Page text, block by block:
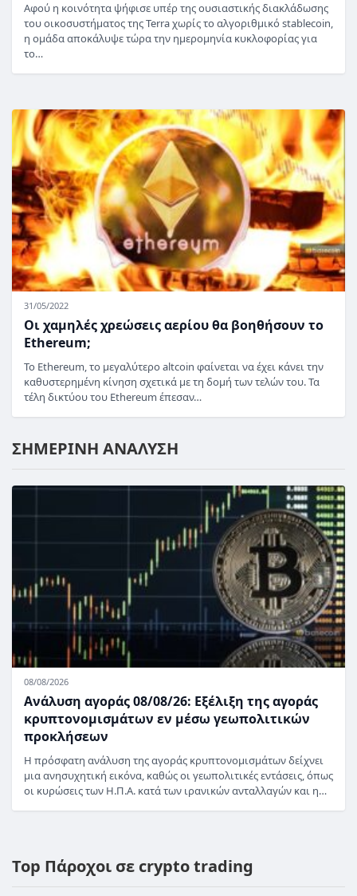
Αφού η κοινότητα ψήφισε υπέρ της ουσιαστικής διακλάδωσης
του οικοσυστήματος της Terra χωρίς το αλγοριθμικό stablecoin,
η ομάδα αποκάλυψε τώρα την ημερομηνία κυκλοφορίας για
το…
31/05/2022
Οι χαμηλές χρεώσεις αερίου θα βοηθήσουν το
Ethereum;
Το Ethereum, το μεγαλύτερο altcoin φαίνεται να έχει κάνει την
καθυστερημένη κίνηση σχετικά με τη δομή των τελών του. Τα
τέλη δικτύου του Ethereum έπεσαν…
ΣΗΜΕΡΙΝΗ ΑΝΑΛΥΣΗ
08/08/2026
Ανάλυση αγοράς 08/08/26: Εξέλιξη της αγοράς
κρυπτονομισμάτων εν μέσω γεωπολιτικών
προκλήσεων
Η πρόσφατη ανάλυση της αγοράς κρυπτονομισμάτων δείχνει
μια ανησυχητική εικόνα, καθώς οι γεωπολιτικές εντάσεις, όπως
οι κυρώσεις των Η.Π.Α. κατά των ιρανικών ανταλλαγών και η…
Top Πάροχοι σε crypto trading